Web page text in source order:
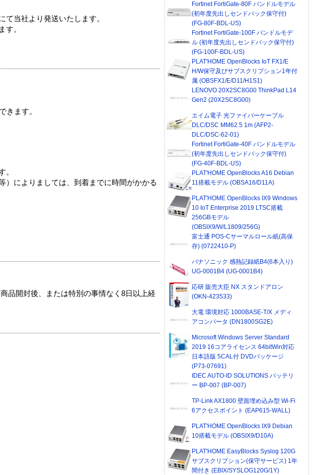
当社より発送いたします。
す。
きます。
。
）によりましては、到着までに時間がかかる
品開封後、または特別の事情なく8日以上経
Fortinet FortiGate-80F バンドルモデル
(初年度先出しセンドバック保守付)
(FG-80F-BDL-US)
Fortinet FortiGate-100F バンドルモデ
ル (初年度先出しセンドバック保守付)
(FG-100F-BDL-US)
PLAT'HOME OpenBlocks IoT FX1/E
H/W保守及びサブスクリプション1年付
属 (OBSFX1/E/D11/H1S1)
LENOVO 20X2SC8G00 ThinkPad L14
Gen2 (20X2SC8G00)
エイム電子 光ファイバーケーブル
DLC/DSC MM62.5 1m (AFP2-
DLC/DSC-62-01)
Fortinet FortiGate-40F バンドルモデル
(初年度先出しセンドバック保守付)
(FG-40F-BDL-US)
PLAT'HOME OpenBlocks A16 Debian
11搭載モデル (OBSA16/D11A)
PLAT'HOME OpenBlocks IX9 Windows
10 IoT Enterprise 2019 LTSC搭載
256GBモデル
(OBSIX9/W/L1809/256G)
富士通 POS-Cサーマルロール紙(高保
存) (0722410-P)
パナソニック 感熱記録紙B4(6本入り)
UG-0001B4 (UG-0001B4)
応研 販売大臣 NX スタンドアロン
(OKN-423533)
大電 環境対応 1000BASE-T/X メディ
アコンバータ (DN1800SG2E)
Microsoft Windows Server Standard
2019 16コアライセンス 64bitWin対応
日本語版 5CAL付 DVDパッケージ
(P73-07691)
IDEC AUTO-ID SOLUTIONS バッテリ
ー BP-007 (BP-007)
TP-Link AX1800 壁面埋め込み型 Wi-Fi
6アクセスポイント (EAP615-WALL)
PLAT'HOME OpenBlocks IX9 Debian
10搭載モデル (OBSIX9/D10A)
PLAT'HOME EasyBlocks Syslog 120G
サブスクリプション(保守サービス) 1年
間付き (EBIX/SYSLOG120G/1Y)